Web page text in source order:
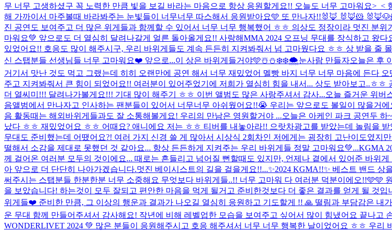
무 너무 고생하셨구 꼭 노력한 만큼 빛을 보길 바라는 마음으로 항상 응원할게요!! 오늘도 너무 고마워요>_<
해 가까이서 마주볼때 바라봐주는 눈빛들이 너무너무 따스해서 응원받아요🩵 또 만나자!! 🐰🦊 🐰🦊🐹
진 공연도 보여주고 더 많은 위게들과 함께할 수 있어서 너무 너무 행복했어 ㅎㅎ 의상도 정장이라 멋진 분
마워요💚 앞으로도 더 열심히 달려나갈게 얼른 돌아올게요!! 사랑해MMA 2024 오프닝 무대를 장식하고 왔
있었어요!! 호응도 많이 해주시구, 우리 바위게들도 계속 든든히 지켜봐줘서 넘 고마웠다요 ㅎㅎ 상 받을 줄
신 스탭분들 선생님들 너무 고마워요❤️ 앞으로...이 상은 바위게들거야🩵☃️⛄️❄️❄️🌨️눈사람 만들자오늘은 후
거기서 맛난 것도 먹고 그랬는데 히히 오랜만에 공연 해서 너무 재밌었어 멜빵 바지 너무 너무 마음에 든다 오
주고 지켜봐줘서 큰 힘이 되었어요!! 여러분이 있어주었기에 저희가 열심히 힘을 내서... 상도 받아보고..ㅎ
더 열씨미!!! 달려나가볼게요!!! 기대 많이 해주기 ㅎㅎ 이번 앨범도 많은 사랑주셔서 감사...오늘 즐거운 위버
음앨범에서 만나자고 인사하는 팬분들이 있어서 너무너무 아쉬웠어요!!😭 우리는 앞으로도 볼일이 많을거
음 활동때는 해외바위게들과도 잘 소통해볼게요! 우리의 만남은 영원할거야 ...오늘은 아케인 파크 공연두
났다 ㅎㅎ 재밌었어요 ㅎㅎ 어때요? 애니에요 저는 ㅎㅎ 티버를 내놓아라!! 으랏차광고를 받았는데 놀림을 받
무대도 준비했는데 어땠어요?! 여러 가지 신경 쓸 게 많아서 시상식 2회차인 저에게는 굉장히 고난이도였지
떨해서 소감을 제대로 못했던 것 같아요... 항상 든든하게 지켜주는 우리 바위게들 정말 고마워요💚...KGMA
께 걸어온 여러분 모두의 것이에요... 때로는 흔들리고 넘어질 뻔할때도 있지만, 언제나 곁에서 있어준 바위
아 앞으로 더 단단히 나아가겠습니다.멋진 베이시스트의 길을 걸을게요!!...✨2024 KGMA!!✨ 베스트 밴드 상
써주시는 스탭분들 한분한분 너무 소중해요 무엇보다 바위게들..!! 너무 고마워 다 여러분 덕분이에오!!🩵🩵
을 보았습니다! 하는것이 모두 잘되고 편안한 마음을 먹게 될거고 준비한것보다 더 좋은 결과를 얻게 될 것
위게들❤️ 준비한 만큼, 그 이상의 행운과 결과가 나오길 열심히 응원하고 기도할게 !! 🙏 떨림과 부담감은 내
운 무대 함께 만들어주셔서 감사해요! 작년에 비해 레벨업한 모습을 보여주고 싶어서 많이 힘냈어요 끝나고
WONDERLIVET 2024 💚 많은 분들이 응원해주시고 호응 해주셔서 너무 너무 행복한 날이었어요 ㅎㅎ 우